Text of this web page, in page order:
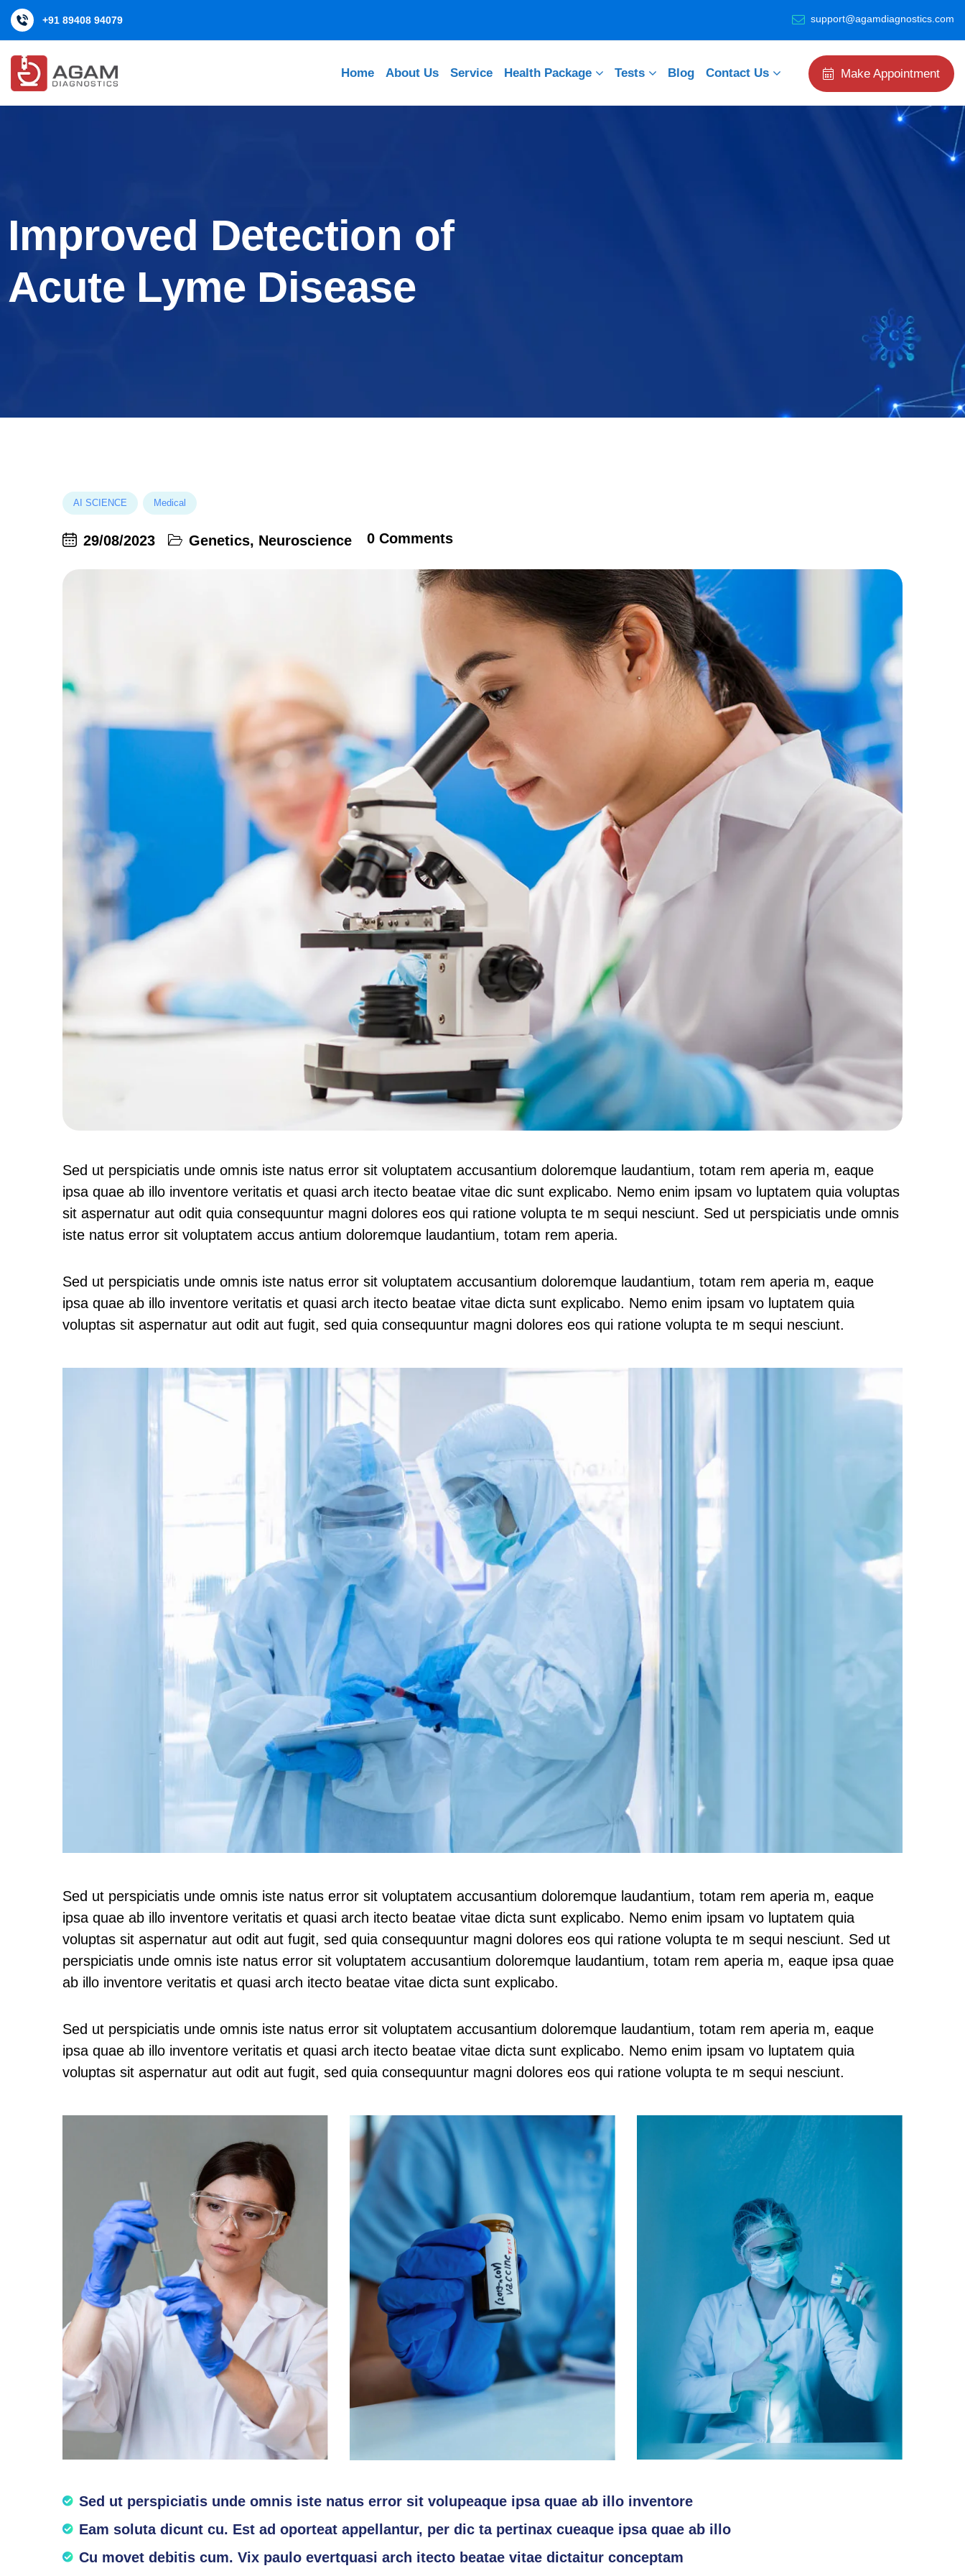
content
+91 89408 94079 support@agamdiagnostics.com
Home About Us Service Health Package Tests Blog Contact Us Make Appointment
Improved Detection of
Acute Lyme Disease
AI SCIENCE Medical
29/08/2023 Genetics, Neuroscience 0 Comments
Sed ut perspiciatis unde omnis iste natus error sit voluptatem accusantium doloremque laudantium, totam rem aperia m, eaque
ipsa quae ab illo inventore veritatis et quasi arch itecto beatae vitae dic sunt explicabo. Nemo enim ipsam vo luptatem quia voluptas
sit aspernatur aut odit quia consequuntur magni dolores eos qui ratione volupta te m sequi nesciunt. Sed ut perspiciatis unde omnis
iste natus error sit voluptatem accus antium doloremque laudantium, totam rem aperia.
Sed ut perspiciatis unde omnis iste natus error sit voluptatem accusantium doloremque laudantium, totam rem aperia m, eaque
ipsa quae ab illo inventore veritatis et quasi arch itecto beatae vitae dicta sunt explicabo. Nemo enim ipsam vo luptatem quia
voluptas sit aspernatur aut odit aut fugit, sed quia consequuntur magni dolores eos qui ratione volupta te m sequi nesciunt.
Sed ut perspiciatis unde omnis iste natus error sit voluptatem accusantium doloremque laudantium, totam rem aperia m, eaque
ipsa quae ab illo inventore veritatis et quasi arch itecto beatae vitae dicta sunt explicabo. Nemo enim ipsam vo luptatem quia
voluptas sit aspernatur aut odit aut fugit, sed quia consequuntur magni dolores eos qui ratione volupta te m sequi nesciunt. Sed ut
perspiciatis unde omnis iste natus error sit voluptatem accusantium doloremque laudantium, totam rem aperia m, eaque ipsa quae
ab illo inventore veritatis et quasi arch itecto beatae vitae dicta sunt explicabo.
Sed ut perspiciatis unde omnis iste natus error sit voluptatem accusantium doloremque laudantium, totam rem aperia m, eaque
ipsa quae ab illo inventore veritatis et quasi arch itecto beatae vitae dicta sunt explicabo. Nemo enim ipsam vo luptatem quia
voluptas sit aspernatur aut odit aut fugit, sed quia consequuntur magni dolores eos qui ratione volupta te m sequi nesciunt.
Sed ut perspiciatis unde omnis iste natus error sit volupeaque ipsa quae ab illo inventore
Eam soluta dicunt cu. Est ad oporteat appellantur, per dic ta pertinax cueaque ipsa quae ab illo
Cu movet debitis cum. Vix paulo evertquasi arch itecto beatae vitae dictaitur conceptam